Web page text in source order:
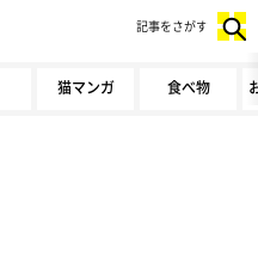
猫マンガ 食べ物
記事をさがす